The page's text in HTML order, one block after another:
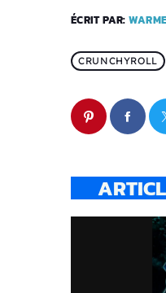
ÉCRIT PAR:
CRUNCHYROLL